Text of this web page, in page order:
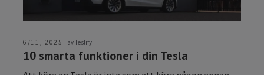
6/11, 2025 av Teslify
10 smarta funktioner i din Tesla